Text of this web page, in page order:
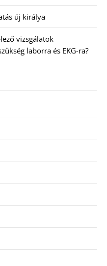
új királya
vizsgálatok
laborra és EKG-ra?